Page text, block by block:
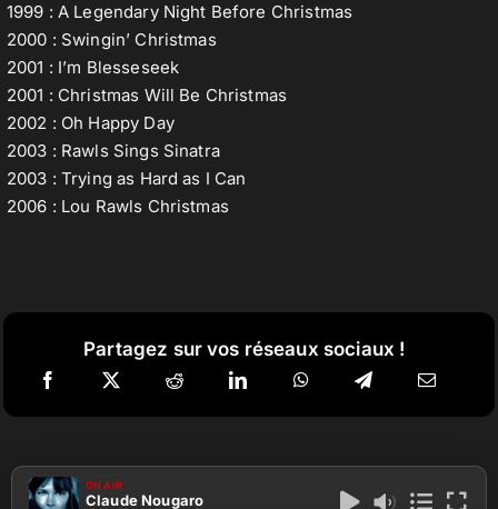
1999 : A Legendary Night Before Christmas
2000 : Swingin’ Christmas
2001 : I’m Blesseseek
2001 : Christmas Will Be Christmas
2002 : Oh Happy Day
2003 : Rawls Sings Sinatra
2003 : Trying as Hard as I Can
2006 : Lou Rawls Christmas
Partagez sur vos réseaux sociaux !
ON AIR
Claude Nougaro